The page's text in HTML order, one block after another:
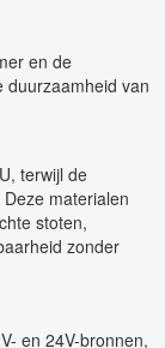
en de
duurzaamheid van
terwijl de
materialen
stoten,
zonder
en 24V-bronnen,